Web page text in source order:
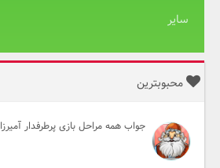
سایر
محبوبترین
جواب همه مراحل بازی پرطرفدار آمیرزا